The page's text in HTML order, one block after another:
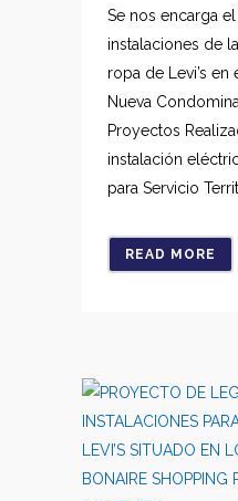
Se nos encarga
instalaciones de
ropa de Levi’s en
Nueva
Proyectos
instalación
para Servicio
READ MORE